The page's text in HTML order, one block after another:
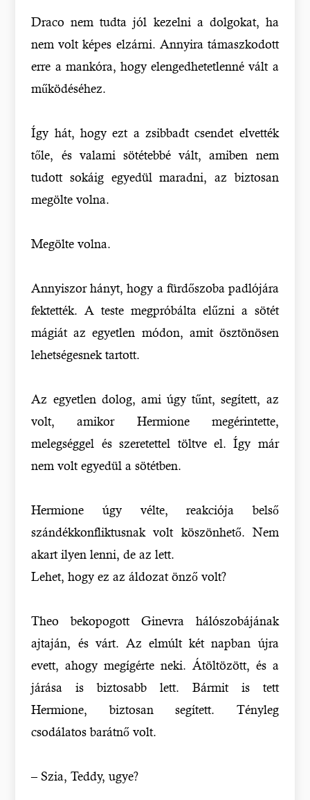
Draco nem tudta jól kezelni a dolgokat, ha
nem volt képes elzárni. Annyira támaszkodott
erre a mankóra, hogy elengedhetetlenné vált a
működéséhez.
Így hát, hogy ezt a zsibbadt csendet elvették
tőle, és valami sötétebbé vált, amiben nem
tudott sokáig egyedül maradni, az biztosan
megölte volna.
Megölte volna.
Annyiszor hányt, hogy a fürdőszoba padlójára
fektették. A teste megpróbálta elűzni a sötét
mágiát az egyetlen módon, amit ösztönösen
lehetségesnek tartott.
Az egyetlen dolog, ami úgy tűnt, segített, az
volt, amikor Hermione megérintette,
melegséggel és szeretettel töltve el. Így már
nem volt egyedül a sötétben.
Hermione úgy vélte, reakciója belső
szándékkonfliktusnak volt köszönhető. Nem
akart ilyen lenni, de az lett.
Lehet, hogy ez az áldozat önző volt?
Theo bekopogott Ginevra hálószobájának
ajtaján, és várt. Az elmúlt két napban újra
evett, ahogy megígérte neki. Átöltözött, és a
járása is biztosabb lett. Bármit is tett
Hermione, biztosan segített. Tényleg
csodálatos barátnő volt.
– Szia, Teddy, ugye?